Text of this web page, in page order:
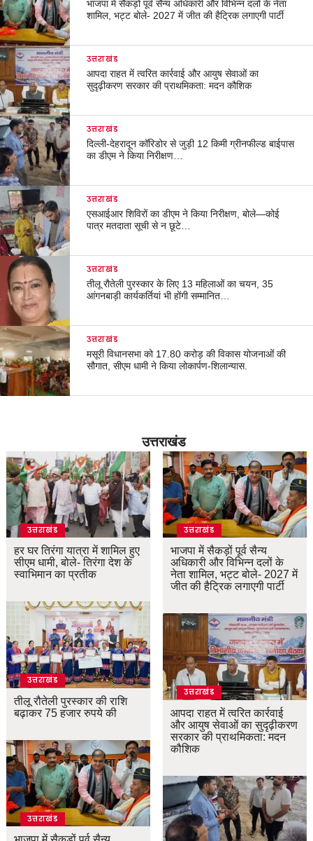
भाजपा में सैकड़ों पूर्व सैन्य अधिकारी और विभिन्न दलों के नेता
शामिल, भट्ट बोले- 2027 में जीत की हैट्रिक लगाएगी पार्टी
उत्तराखंड
आपदा राहत में त्वरित कार्रवाई और आयुष सेवाओं का
सुदृढ़ीकरण सरकार की प्राथमिकता: मदन कौशिक
उत्तराखंड
दिल्ली-देहरादून कॉरिडोर से जुड़ी 12 किमी ग्रीनफील्ड बाईपास
का डीएम ने किया निरीक्षण…
उत्तराखंड
एसआईआर शिविरों का डीएम ने किया निरीक्षण, बोले—कोई
पात्र मतदाता सूची से न छूटे…
उत्तराखंड
तीलू रौतेली पुरस्कार के लिए 13 महिलाओं का चयन, 35
आंगनबाड़ी कार्यकर्तियां भी होंगी सम्मानित…
उत्तराखंड
मसूरी विधानसभा को 17.80 करोड़ की विकास योजनाओं की
सौगात, सीएम धामी ने किया लोकार्पण-शिलान्यास.
उत्तराखंड
उत्तराखंड
हर घर तिरंगा यात्रा में शामिल हुए
सीएम धामी, बोले- तिरंगा देश के
स्वाभिमान का प्रतीक
उत्तराखंड
तीलू रौतेली पुरस्कार की राशि
बढ़ाकर 75 हजार रुपये की
उत्तराखंड
उत्तराखंड
भाजपा में सैकड़ों पूर्व सैन्य
अधिकारी और विभिन्न दलों के
नेता शामिल, भट्ट बोले- 2027 में
जीत की हैट्रिक लगाएगी पार्टी
उत्तराखंड
आपदा राहत में त्वरित कार्रवाई
और आयुष सेवाओं का सुदृढ़ीकरण
सरकार की प्राथमिकता: मदन
कौशिक